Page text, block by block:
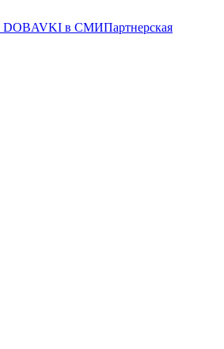
DOBAVKI в СМИПартнерская